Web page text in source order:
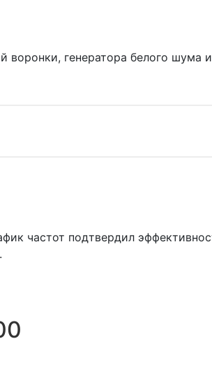
генератора белого шума
частот подтвердил